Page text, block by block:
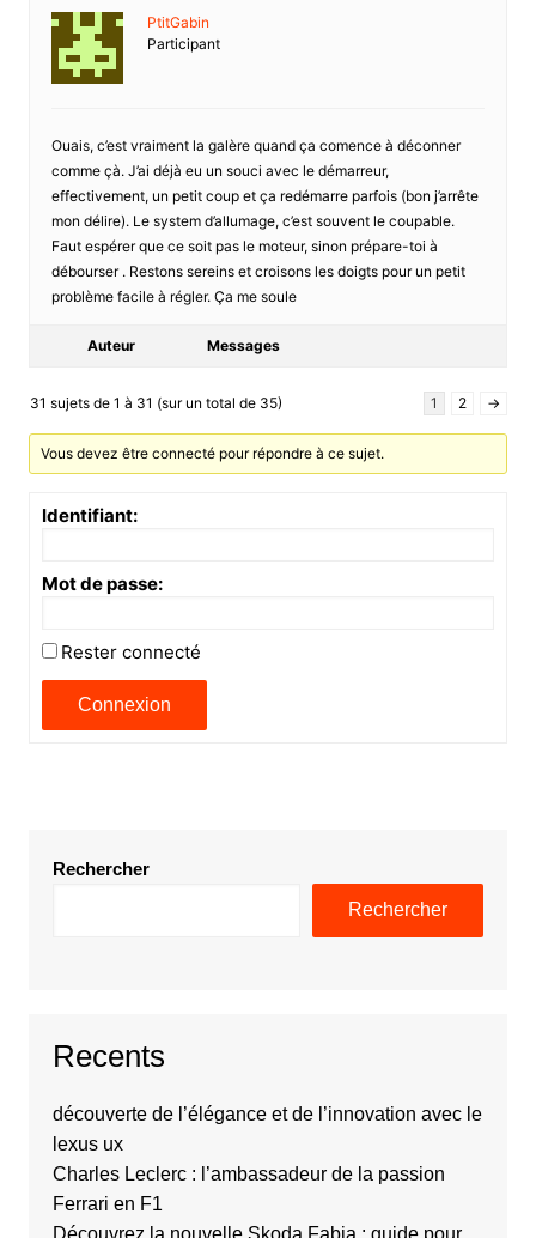
PtitGabin
Participant
Ouais, c’est vraiment la galère quand ça comence à déconner
comme çà. J’ai déjà eu un souci avec le démarreur,
effectivement, un petit coup et ça redémarre parfois (bon j’arrête
mon délire). Le system d’allumage, c’est souvent le coupable.
Faut espérer que ce soit pas le moteur, sinon prépare-toi à
débourser . Restons sereins et croisons les doigts pour un petit
problème facile à régler. Ça me soule
Auteur Messages
31 sujets de 1 à 31 (sur un total de 35) 1 2 →
Vous devez être connecté pour répondre à ce sujet.
Identifiant:
Mot de passe:
Rester connecté
Connexion
Rechercher
Rechercher
Recents
découverte de l’élégance et de l’innovation avec le
lexus ux
Charles Leclerc : l’ambassadeur de la passion
Ferrari en F1
Découvrez la nouvelle Skoda Fabia : guide pour